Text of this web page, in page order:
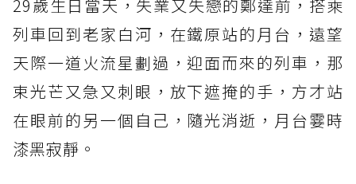
29歲生日當天，失業又失戀的鄭達前，搭乘
列車回到老家白河，在鐵原站的月台，遠望
天際一道火流星劃過，迎面而來的列車，那
束光芒又急又刺眼，放下遮掩的手，方才站
在眼前的另一個自己，隨光消逝，月台霎時
漆黑寂靜。